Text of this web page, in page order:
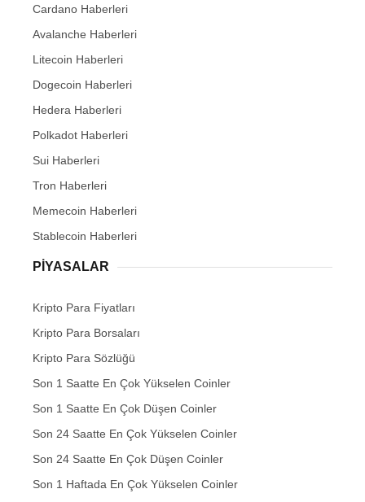
Cardano Haberleri
Avalanche Haberleri
Litecoin Haberleri
Dogecoin Haberleri
Hedera Haberleri
Polkadot Haberleri
Sui Haberleri
Tron Haberleri
Memecoin Haberleri
Stablecoin Haberleri
PIYASALAR
Kripto Para Fiyatları
Kripto Para Borsaları
Kripto Para Sözlüğü
Son 1 Saatte En Çok Yükselen Coinler
Son 1 Saatte En Çok Düşen Coinler
Son 24 Saatte En Çok Yükselen Coinler
Son 24 Saatte En Çok Düşen Coinler
Son 1 Haftada En Çok Yükselen Coinler